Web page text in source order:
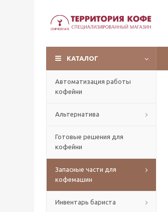
КАТАЛОГ
Автоматизация работы
кофейни
Альтернатива
Готовые решения для
кофейни
Запасные части для
кофемашин
Инвентарь бариста